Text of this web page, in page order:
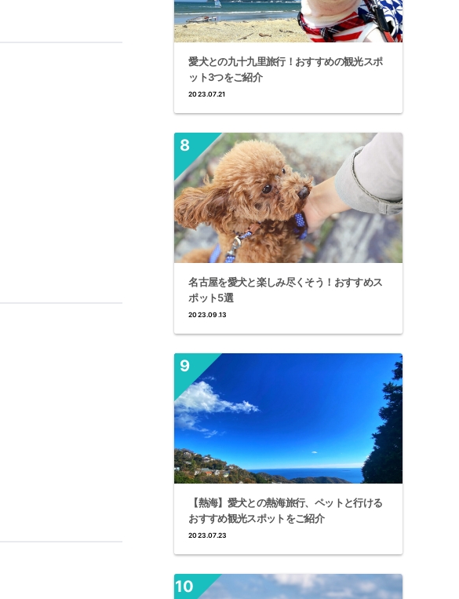
愛犬との九十九里旅行！おすすめの観光スポ
ット3つをご紹介
2023.07.21
名古屋を愛犬と楽しみ尽くそう！おすすめス
ポット5選
2023.09.13
【熱海】愛犬との熱海旅行、ペットと行ける
おすすめ観光スポットをご紹介
2023.07.23